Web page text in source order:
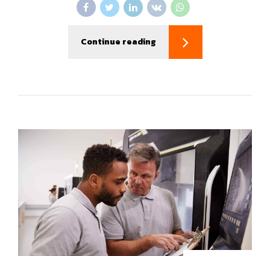
Continue reading